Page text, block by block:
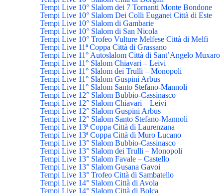
Tempi Live 10° Slalom dei 7 Tornanti Monte Bondone
Tempi Live 10° Slalom Dei Colli Euganei Città di Este
Tempi Live 10° Slalom di Gambarie
Tempi Live 10° Slalom di San Nicola
Tempi Live 10° Trofeo Vulture Melfese Città di Melfi
Tempi Live 11ª Coppa Città di Grassano
Tempi Live 11° Autoslalom Città di Sant’Angelo Muxaro
Tempi Live 11° Slalom Chiavari – Leivi
Tempi Live 11° Slalom dei Trulli – Monopoli
Tempi Live 11° Slalom Guspini Arbus
Tempi Live 11° Slalom Santo Stefano-Mannoli
Tempi Live 12° Slalom Bubbio-Cassinasco
Tempi Live 12° Slalom Chiavari – Leivi
Tempi Live 12° Slalom Guspini Arbus
Tempi Live 12° Slalom Santo Stefano-Mannoli
Tempi Live 13ª Coppa Città di Laurenzana
Tempi Live 13ª Coppa Città di Muro Lucano
Tempi Live 13° Slalom Bubbio-Cassinasco
Tempi Live 13° Slalom dei Trulli – Monopoli
Tempi Live 13° Slalom Favale – Castello
Tempi Live 13° Slalom Gusana Gavoi
Tempi Live 13° Trofeo Città di Sambatello
Tempi Live 14° Slalom Città di Avola
Tempi Live 14° Slalom Città di Bolca